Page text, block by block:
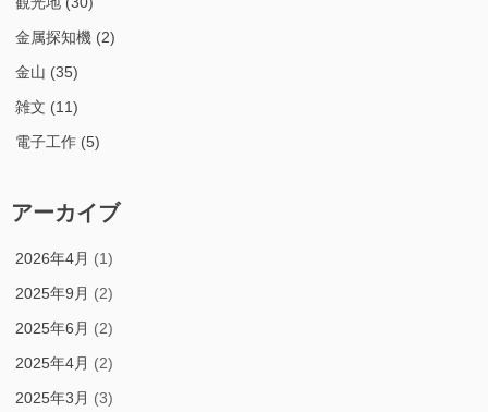
金属探知機 (2)
金山 (35)
雑文 (11)
電子工作 (5)
アーカイブ
2026年4月 (1)
2025年9月 (2)
2025年6月 (2)
2025年4月 (2)
2025年3月 (3)